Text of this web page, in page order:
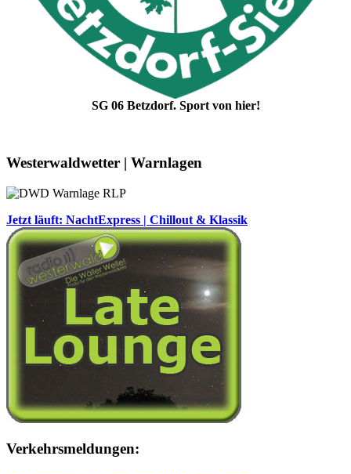
SG 06 Betzdorf. Sport von hier!
Westerwaldwetter | Warnlagen
Jetzt läuft: NachtExpress | Chillout & Klassik
Verkehrsmeldungen: